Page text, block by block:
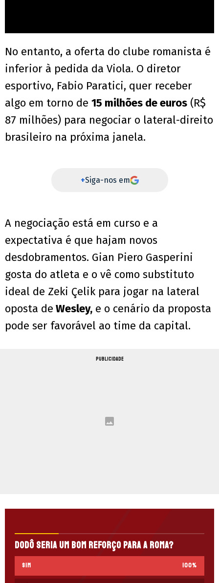
No entanto, a oferta do clube romanista é
inferior à pedida da Viola. O diretor
esportivo, Fabio Paratici, quer receber
algo em torno de 15 milhões de euros (R$
87 milhões) para negociar o lateral-direito
brasileiro na próxima janela.
+Siga-nos em
A negociação está em curso e a
expectativa é que hajam novos
desdobramentos. Gian Piero Gasperini
gosta do atleta e o vê como substituto
ideal de Zeki Çelik para jogar na lateral
oposta de Wesley, e o cenário da proposta
pode ser favorável ao time da capital.
PUBLICIDADE
Dodô seria um bom reforço para a Roma?
Sim 100%